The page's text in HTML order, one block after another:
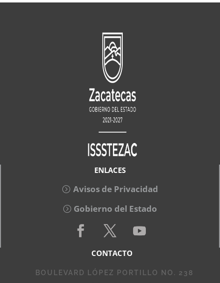
ENLACES
Avisos de Privacidad
Gobierno del Estado
CONTACTO
BOULEVARD LÓPEZ PORTILLO NO. 238